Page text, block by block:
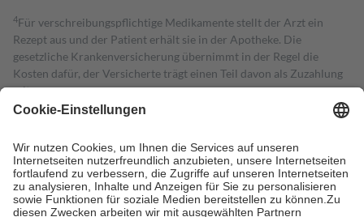
4Für verschreibungspflichtige Medikamente stellt der Arzt ein
Rezept aus und der Patient erhält sie in der Apotheke. Die
gesetzliche Krankenversicherung übernimmt in der Regel die
Kosten dafür, der Versicherte trägt einen Teil davon als Zuzahlung
mit.
Grundsätzlich leisten Mitglieder Zuzahlungen in Höhe von zehn
höchstens zehn Euro.
Es sind jedoch nie mehr als die tatsächlichen
Kosten der Leistung zu entrichten.
Diese Regeln gelten grundsätzlich auch für Online-Apotheken.
Bei Heilmitteln und häuslicher Krankenpflege beträgt die
Zuzahlung zehn Prozent der Kosten sowie zehn Euro je